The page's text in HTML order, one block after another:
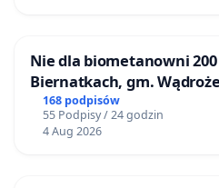
Nie dla biometanowni
Biernatkach, gm.
168 podpisów
55 Podpisy / 24 godzin
4 Aug 2026